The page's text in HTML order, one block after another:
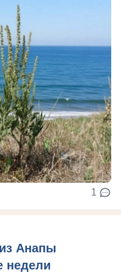
1
Анапы
недели